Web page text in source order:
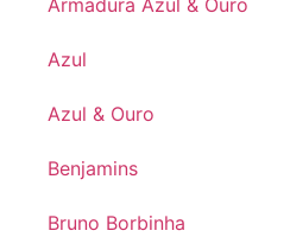
Armadura Azul & Ouro
Azul
Azul & Ouro
Benjamins
Bruno Borbinha